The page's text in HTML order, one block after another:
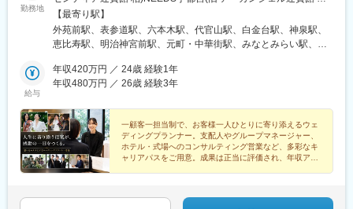
勤務地
都宮)NEEDS仙台(旧 アーカンジェル迎賓館 仙台)NEEDS新潟(旧
アーククラブ迎賓館 新潟)NEEDS郡山(旧 アーククラブ迎賓館 郡
山)NEEDS千葉みなと(旧 ベイサイドパーク迎賓館 千葉みな
アーセンティア迎賓館 高崎)NEEDS大宮(旧 アーヴェリール迎賓館
大宮)NEEDSさいたま新都心(旧 ガーデンヒルズ迎賓館 大
(旧 アルモニービアン)NEEDS富山(旧 アーヴェリール迎賓館 富
山)NEEDS代官山(旧 アーカンジェル代官山)NEEDS麻布(旧 麻布
迎賓館)NEEDS表参道(旧 表参道TERRACE)NEEDS神宮前(旧 アル
モニーソルーナ表参道) ほか▼勤務地の詳細は下記をご覧くださ
い。https://www.tgn.co.jp/hall/
【最寄り駅】
外苑前駅、表参道駅、六本木駅、代官山駅、白金台駅、神泉駅、
恵比寿駅、明治神宮前駅、元町・中華街駅、みなとみらい駅、京
青葉通一番町駅、井口駅(広島県)、大形駅、北柏駅、高崎問屋町
駅、肥後橋駅、八幡駅(静岡県)、静岡駅、与野駅、八事駅、姫路
鴨池駅、石橋駅(長崎県)、梅津寺駅、冷水浦駅、八王子みなみ野
駅、徳島駅、山麓駅(もいわ山)、岐阜駅、南小倉駅、熊本駅前駅、
安積永盛駅、さいたま新都心駅、南松本駅、松本駅、新横浜駅、
西横浜駅、茅ケ崎駅、国際センター駅、久屋大通駅、沼津駅、り
んくう常滑駅、谷町四丁目駅、長堀橋駅、大阪梅田駅(阪急線)、三
駅、福山駅、乃木坂駅、中目黒駅、渋谷駅、原宿駅、馬車道駅、
給与
年収420万円 ／ 24歳 経験1年
年収480万円 ／ 26歳 経験3年
一顧客一担当制で、お客様一人ひとりに寄り添えるウェ
ディングプランナー。支配人やグループマネージャー、
ホテル・式場へのコンサルティング営業など、多彩なキ
ャリアパスをご用意。成果は正当に評価され、年収アッ